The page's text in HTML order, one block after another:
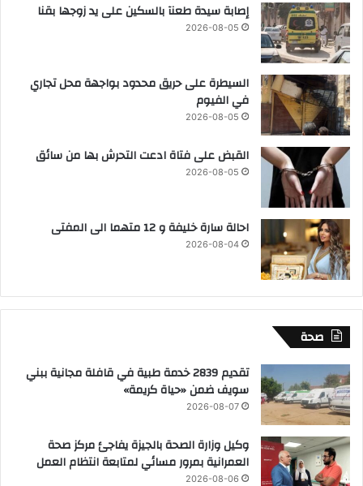
إصابة سيدة طعنآ بالسكين على يد زوجها بقنا
2026-08-05
السيطرة على حريق محدود بواجهة محل تجاري
في الفيوم
2026-08-05
القبض على فتاة ادعت التحرش بها من سائق
2026-08-05
احالة سارة خليفة و 12 متهما الى المفتى
2026-08-04
صحة
تقديم 2839 خدمة طبية في قافلة مجانية ببني
سويف ضمن «حياة كريمة»
2026-08-07
وكيل وزارة الصحة بالجيزة يفاجئ مركز صحة
العمرانية بمرور مسائي لمتابعة انتظام العمل
2026-08-06